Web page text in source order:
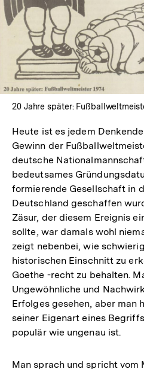
20 Jahre später:
Heute ist es jedem
Gewinn der
deutsche
bedeutsames
formierende Gesellschaft in
Deutschland geschaffen
Zäsur, der diesem Ereignis
sollte, war damals wohl
zeigt nebenbei, wie
historischen Einschnitt zu
Goethe -recht zu behalten.
Ungewöhnliche und
Erfolges gesehen, aber man
seiner Eigenart eines
populär wie ungenau ist.
Man sprach und spricht vom